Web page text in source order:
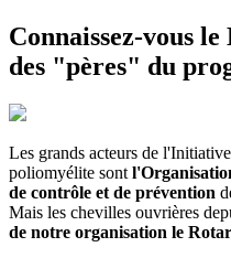
Connaissez-vous
des "pères" du
Les grands acteurs de
poliomyélite sont
de contrôle et de prévention
Mais les chevilles ouvrières
de notre organisation le